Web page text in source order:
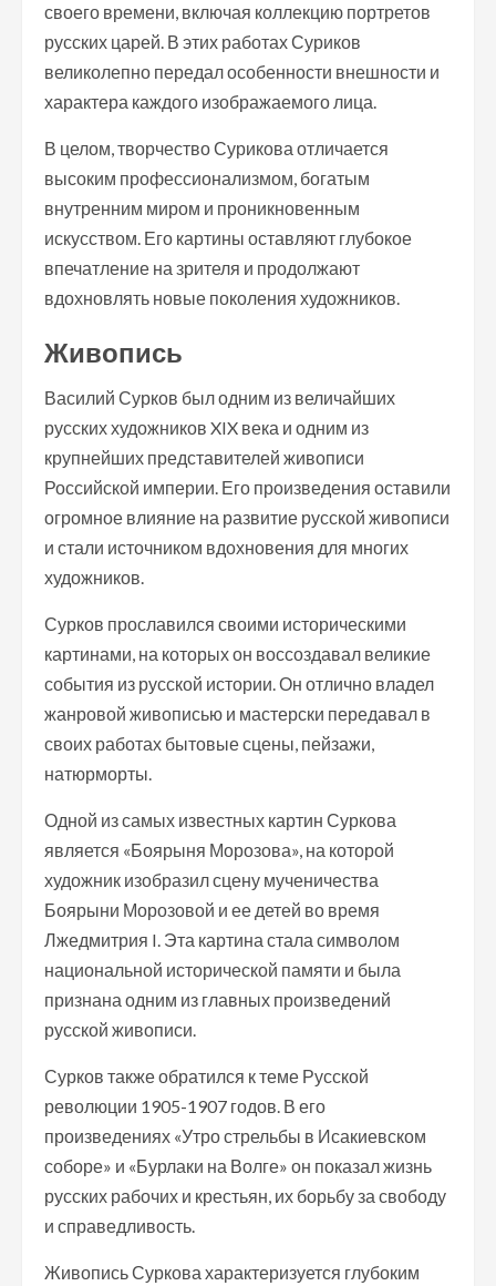
своего времени, включая коллекцию портретов
русских царей. В этих работах Суриков
великолепно передал особенности внешности и
характера каждого изображаемого лица.
В целом, творчество Сурикова отличается
высоким профессионализмом, богатым
внутренним миром и проникновенным
искусством. Его картины оставляют глубокое
впечатление на зрителя и продолжают
вдохновлять новые поколения художников.
Живопись
Василий Сурков был одним из величайших
русских художников XIX века и одним из
крупнейших представителей живописи
Российской империи. Его произведения оставили
огромное влияние на развитие русской живописи
и стали источником вдохновения для многих
художников.
Сурков прославился своими историческими
картинами, на которых он воссоздавал великие
события из русской истории. Он отлично владел
жанровой живописью и мастерски передавал в
своих работах бытовые сцены, пейзажи,
натюрморты.
Одной из самых известных картин Суркова
является «Боярыня Морозова», на которой
художник изобразил сцену мученичества
Боярыни Морозовой и ее детей во время
Лжедмитрия I. Эта картина стала символом
национальной исторической памяти и была
признана одним из главных произведений
русской живописи.
Сурков также обратился к теме Русской
революции 1905-1907 годов. В его
произведениях «Утро стрельбы в Исакиевском
соборе» и «Бурлаки на Волге» он показал жизнь
русских рабочих и крестьян, их борьбу за свободу
и справедливость.
Живопись Суркова характеризуется глубоким